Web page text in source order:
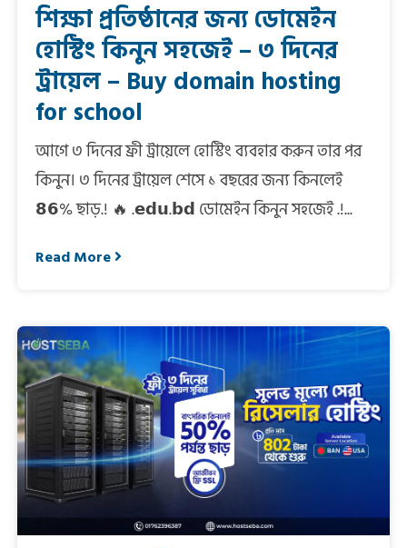
শিক্ষা প্রতিষ্ঠানের জন্য ডোমেইন
হোস্টিং কিনুন সহজেই – ৩ দিনের
ট্রায়েল – Buy domain hosting
for school
আগে ৩ দিনের ফ্রী ট্রায়েলে হোস্টিং ব্যবহার করুন তার পর
কিনুন। ৩ দিনের ট্রায়েল শেসে ১ বছরের জন্য কিনলেই
𝟴𝟲% ছাড়.! 🔥 .𝗲𝗱𝘂.𝗯𝗱 ডোমেইন কিনুন সহজেই .!...
Read More